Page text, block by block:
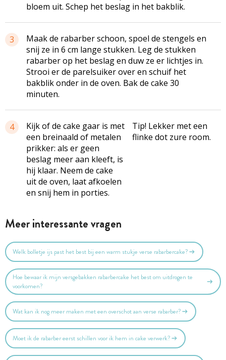
bloem uit. Schep het beslag in het bakblik.
3
Maak de rabarber schoon, spoel de stengels en
snij ze in 6 cm lange stukken. Leg de stukken
rabarber op het beslag en duw ze er lichtjes in.
Strooi er de parelsuiker over en schuif het
bakblik onder in de oven. Bak de cake 30
minuten.
4
Kijk of de cake gaar is met
een breinaald of metalen
prikker: als er geen
beslag meer aan kleeft, is
hij klaar. Neem de cake
uit de oven, laat afkoelen
en snij hem in porties.
Tip! Lekker met een
flinke dot zure room.
Meer interessante vragen
Welk bolletje ijs past het best bij een warm stukje verse rabarbercake?
Hoe bewaar ik mijn versgebakken rabarbercake het best om uitdrogen te
voorkomen?
Wat kan ik nog meer maken met een overschot aan verse rabarber?
Moet ik de rabarber eerst schillen voor ik hem in cake verwerk?